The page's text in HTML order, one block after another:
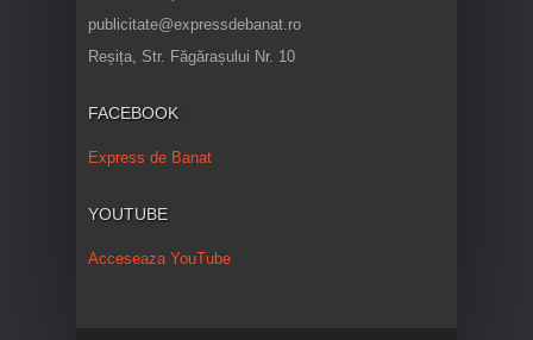
publicitate@expressdebanat.ro
Reșița, Str. Făgărașului Nr. 10
FACEBOOK
Express de Banat
YOUTUBE
Acceseaza YouTube